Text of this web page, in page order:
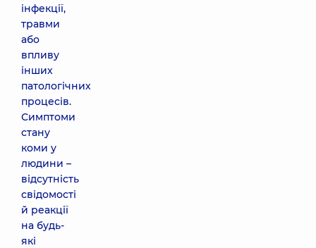
інфекції,
травми
або
впливу
інших
патологічних
процесів.
Симптоми
стану
коми у
людини –
відсутність
свідомості
й реакції
на будь-
які